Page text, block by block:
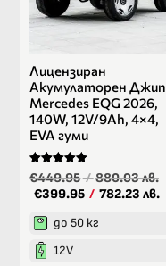
Лицензиран
Акумулаторен Джип
Mercedes EQG 2026,
140W, 12V/9Ah, 4×4,
EVA гуми
Оценено на
5.00
от 5
€449.95/880.03 лв.
€399.95 / 782.23 лв.
до 50 кг
12V